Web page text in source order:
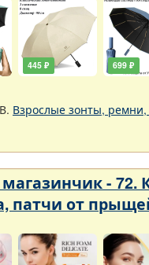
445 ₽ 699 ₽
Взрослые зонты, ремни,
- 72.
патчи от